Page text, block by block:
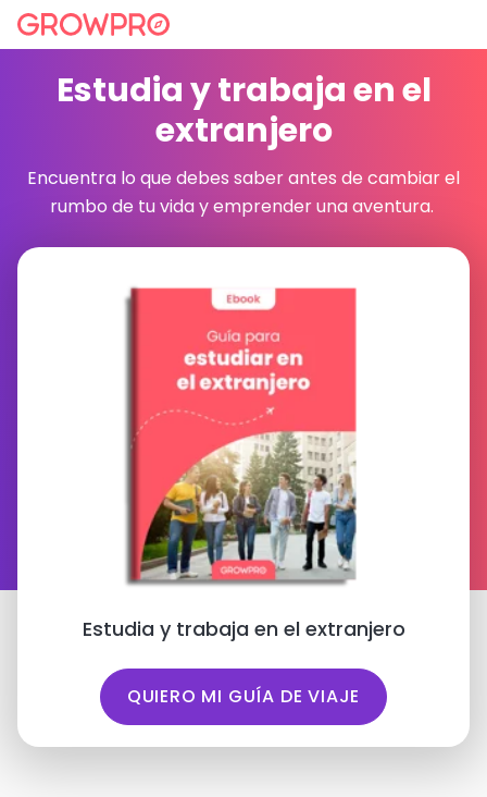
Estudia y trabaja en el
extranjero
Encuentra lo que debes saber antes de cambiar el
rumbo de tu vida y emprender una aventura.
Estudia y trabaja en el extranjero
QUIERO MI GUÍA DE VIAJE